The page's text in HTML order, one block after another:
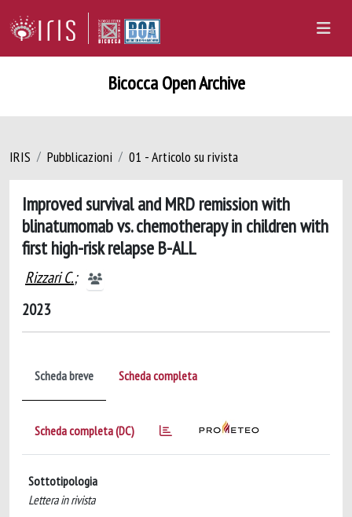
Bicocca Open Archive
IRIS Pubblicazioni 01 - Articolo su rivista
Improved survival and MRD remission with
blinatumomab vs. chemotherapy in children with
first high-risk relapse B-ALL
Rizzari C.;
2023
Scheda breve Scheda completa
Scheda completa (DC)
Sottotipologia
Lettera in rivista